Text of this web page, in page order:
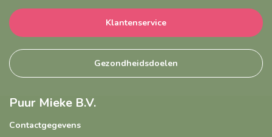
Klantenservice
Gezondheidsdoelen
Puur Mieke B.V.
Contactgegevens